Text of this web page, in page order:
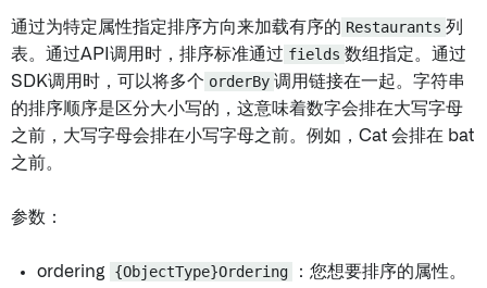
通过为特定属性指定排序方向来加载有序的 Restaurants 列
表。通过API调用时，排序标准通过 fields 数组指定。通过
SDK调用时，可以将多个 orderBy 调用链接在一起。字符串
的排序顺序是区分大小写的，这意味着数字会排在大写字母
之前，大写字母会排在小写字母之前。例如，Cat 会排在 bat
之前。
参数：
ordering {ObjectType}Ordering
：您想要排序的属性。